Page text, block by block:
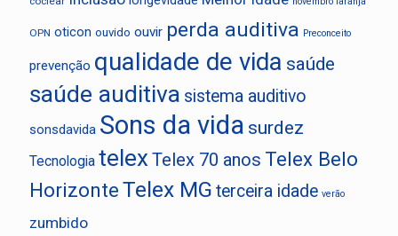
OPN oticon ouvido ouvir perda auditiva Preconceito
prevenção qualidade de vida saúde
saúde auditiva sistema auditivo
sonsdavida Sons da vida surdez
Tecnologia telex Telex 70 anos Telex Belo
HorizonteTelex MG terceira idade verão
zumbido